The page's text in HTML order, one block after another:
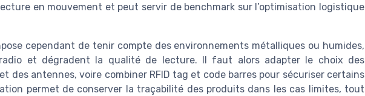
en mouvement et peut servir de benchmark sur l’optimisation logistique
cependant de tenir compte des environnements métalliques ou humides,
et dégradent la qualité de lecture. Il faut alors adapter le choix des
des antennes, voire combiner RFID tag et code barres pour sécuriser certains
permet de conserver la traçabilité des produits dans les cas limites, tout